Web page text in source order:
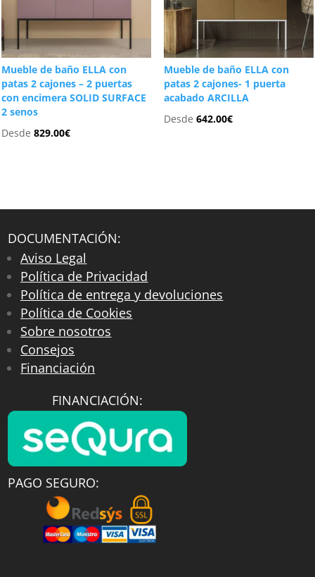
Mueble de baño ELLA con
patas 2 cajones – 2 puertas
con encimera SOLID SURFACE
2 senos
Desde829.00€
Mueble de baño ELLA con
patas 2 cajones- 1 puerta
acabado ARCILLA
Desde 642.00€
DOCUMENTACIÓN:
Aviso Legal
Política de Privacidad
Política de entrega y devoluciones
Política de Cookies
Sobre nosotros
Consejos
Financiación
FINANCIACIÓN:
PAGO SEGURO: